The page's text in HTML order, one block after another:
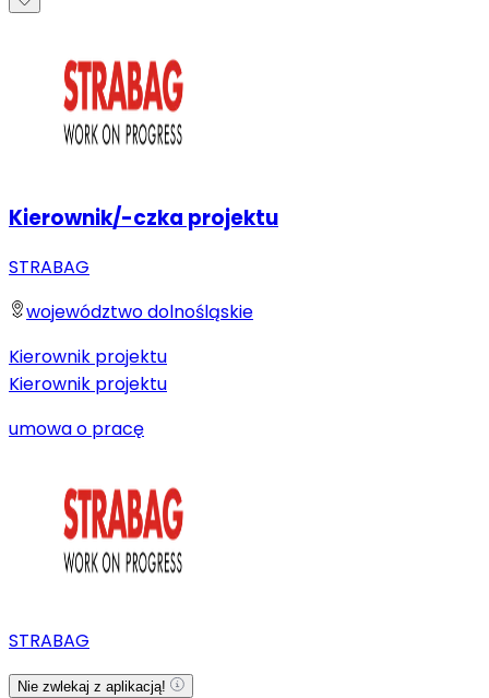
Kierownik/-czka projektu
STRABAG
województwo dolnośląskie
Kierownik projektu
Kierownik projektu
umowa o pracę
STRABAG
Nie zwlekaj z aplikacją!